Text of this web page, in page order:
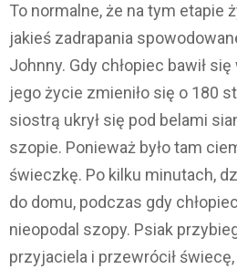
To normalne, że na tym etapie
jakieś zadrapania
Johnny. Gdy chłopiec bawił
jego życie zmieniło się o 180
siostrą ukrył się pod belami
szopie. Ponieważ było tam
świeczkę. Po kilku minutach,
do domu, podczas gdy
nieopodal szopy. Psiak
przyjaciela i przewrócił